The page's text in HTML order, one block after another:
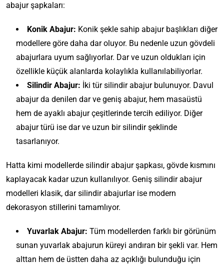
abajur şapkaları:
Konik Abajur: Konik şekle sahip abajur başlıkları diğer
modellere göre daha dar oluyor. Bu nedenle uzun gövdeli
abajurlara uyum sağlıyorlar. Dar ve uzun oldukları için
özellikle küçük alanlarda kolaylıkla kullanılabiliyorlar.
Silindir Abajur: İki tür silindir abajur bulunuyor. Davul
abajur da denilen dar ve geniş abajur, hem masaüstü
hem de ayaklı abajur çeşitlerinde tercih ediliyor. Diğer
abajur türü ise dar ve uzun bir silindir şeklinde
tasarlanıyor.
Hatta kimi modellerde silindir abajur şapkası, gövde kısmını
kaplayacak kadar uzun kullanılıyor. Geniş silindir abajur
modelleri klasik, dar silindir abajurlar ise modern
dekorasyon stillerini tamamlıyor.
Yuvarlak Abajur: Tüm modellerden farklı bir görünüm
sunan yuvarlak abajurun küreyi andıran bir şekli var. Hem
alttan hem de üstten daha az açıklığı bulunduğu için